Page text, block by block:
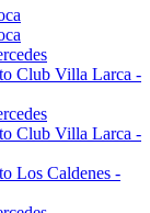
Club Villa Larca -
Club Villa Larca -
Los Caldenes -